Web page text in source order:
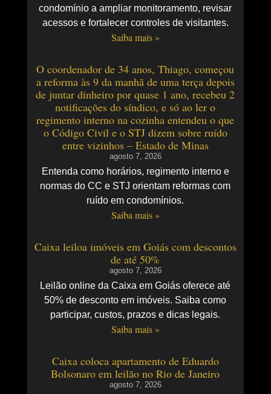
condomínio a ampliar monitoramento, revisar
acessos e fortalecer controles de visitantes.
Saiba mais »
O coordenador de 34 anos, Thiago, começou
a reforma às 9 da manhã de uma terça depois
de juntar dinheiro por quase 1 ano, recebeu 2
notificações do síndico, e só ao ler o
regimento interno na cozinha entendeu o que
o Código Civil e o STJ dizem sobre ruído
entre vizinhos – Estado de Minas
agosto 7, 2026
Entenda como horários, regimento interno e
normas do CC e STJ orientam reformas com
ruído em condomínios.
Saiba mais »
Caixa leiloa imóveis em Goiás com descontos
de até 50%
agosto 7, 2026
Leilão online da Caixa em Goiás oferece até
50% de desconto em imóveis. Saiba como
participar, custos, prazos e dicas legais.
Saiba mais »
Caixa coloca apartamento de Eduardo
Bolsonaro em leilão no Rio de Janeiro
agosto 7, 2026